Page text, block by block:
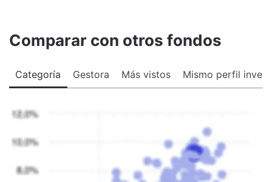
Comparar con otros fondos
Categoría Gestora Más vistos Mismo perfil